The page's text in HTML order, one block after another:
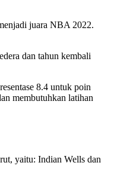
juara NBA 2022.
dan tahun kembali
8.4 untuk poin
membutuhkan latihan
yaitu: Indian Wells dan